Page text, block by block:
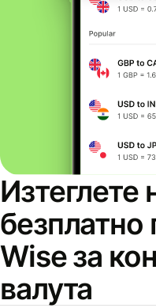
Изтеглете
Wise за
валута